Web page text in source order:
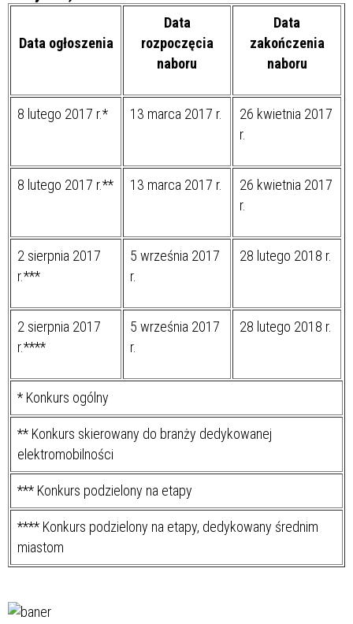
Data ogłoszenia
Data
rozpoczęcia
naboru
Data
zakończenia
naboru
8 lutego 2017 r.* 13 marca 2017 r.
26 kwietnia 2017
r.
8 lutego 2017 r.** 13 marca 2017 r.
26 kwietnia 2017
r.
2 sierpnia 2017
r.***
5 września 2017
r.
28 lutego 2018 r.
2 sierpnia 2017
r.****
5 września 2017
r.
28 lutego 2018 r.
* Konkurs ogólny
** Konkurs skierowany do branży dedykowanej
elektromobilności
*** Konkurs podzielony na etapy
**** Konkurs podzielony na etapy, dedykowany średnim
miastom